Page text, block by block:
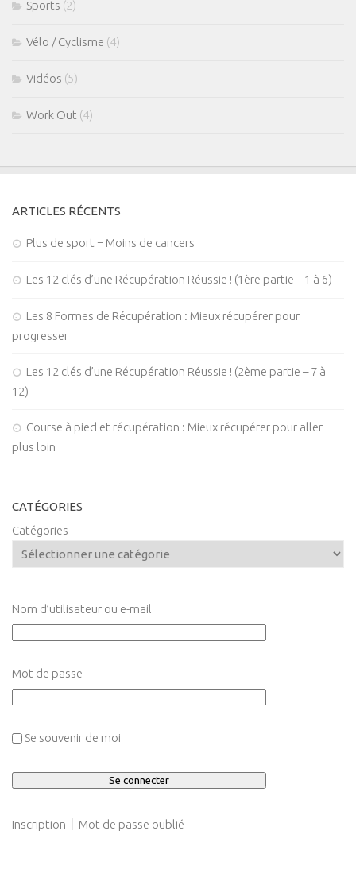
Sports (2)
Vélo / Cyclisme (4)
Vidéos (5)
Work Out (4)
ARTICLES RÉCENTS
Plus de sport = Moins de cancers
Les 12 clés d’une Récupération Réussie ! (1ère partie – 1 à 6)
Les 8 Formes de Récupération : Mieux récupérer pour
progresser
Les 12 clés d’une Récupération Réussie ! (2ème partie – 7 à
12)
Course à pied et récupération : Mieux récupérer pour aller
plus loin
CATÉGORIES
Catégories
Nom d’utilisateur ou e-mail
Mot de passe
Se souvenir de moi
Inscription Mot de passe oublié